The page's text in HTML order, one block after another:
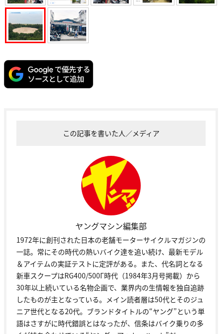
この記事を書いた人／メディア
ヤングマシン編集部
1972年に創刊された日本の老舗モーターサイクルマガジンの
一誌。常にその時代の熱いバイク達を追い続け、最新モデル
＆アイテムの実証テストに定評がある。また、代名詞となる
新車スクープはRG400/500Γ時代（1984年3月号掲載）から
30年以上続いている名物企画で、業界内の生情報を独自追跡
したものが主となっている。メイン読者層は50代とそのジュ
ニア世代となる20代。ブランドタイトルの“ヤング”という単
語はさすがに時代錯誤とはなったが、信条はバイク乗りの多